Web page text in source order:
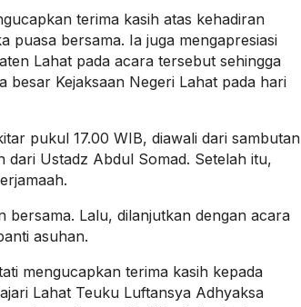
terima kasih atas kehadiran
puasa bersama. Ia juga mengapresiasi
Lahat pada acara tersebut sehingga
besar Kejaksaan Negeri Lahat pada hari
pukul 17.00 WIB, diawali dari sambutan
dari Ustadz Abdul Somad. Setelah itu,
bersama. Lalu, dilanjutkan dengan acara
asuhan.
mengucapkan terima kasih kepada
Lahat Teuku Luftansya Adhyaksa